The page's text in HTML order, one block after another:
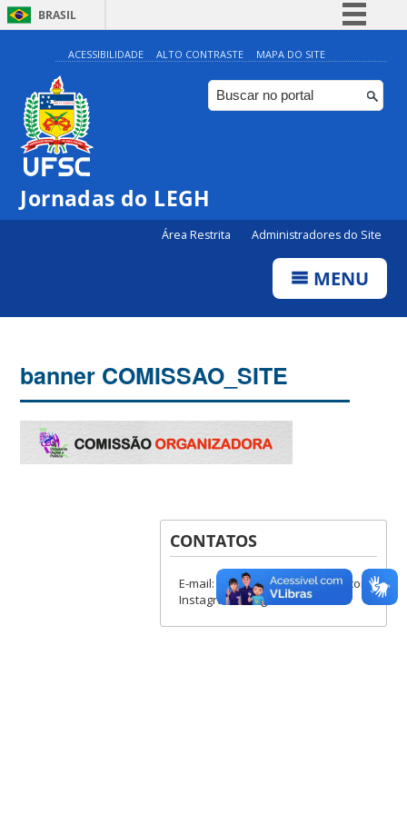
BRASIL
Simplifique!
Comunica BR
Participe
ACESSIBILIDADE ALTO CONTRASTE MAPA DO SITE
Jornadas do LEGH
Área Restrita Administradores do Site
MENU
banner COMISSAO_SITE
CONTATOS
E-mail: jornadasdolegh@gmail.com
Instagram: @legh.ufsc